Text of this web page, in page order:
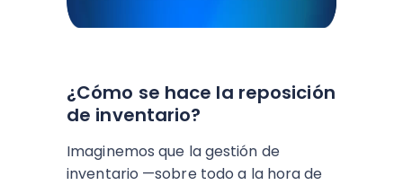
¿Cómo se hace la reposición
de inventario?
Imaginemos que la gestión de
inventario —sobre todo a la hora de